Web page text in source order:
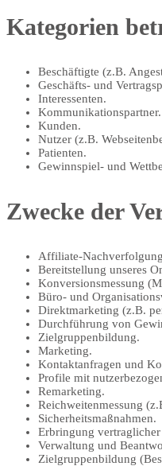
Kategorien
Beschäftigte (z.B.
Geschäfts- und
Interessenten.
Kommunikationspartner.
Kunden.
Nutzer (z.B.
Patienten.
Gewinnspiel- und
Zwecke der
Affiliate-
Bereitstellung unseres
Konversionsmessung
Büro- und
Direktmarketing (z.B.
Durchführung von
Zielgruppenbildung.
Marketing.
Kontaktanfragen und
Profile mit
Remarketing.
Reichweitenmessung
Sicherheitsmaßnahmen.
Erbringung
Verwaltung und
Zielgruppenbildung